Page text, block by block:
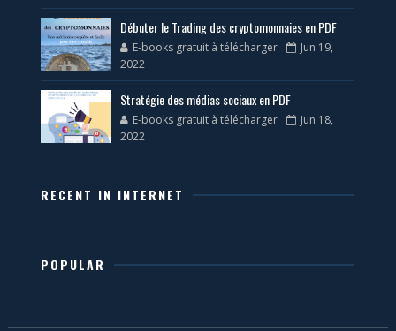
Débuter le Trading des cryptomonnaies en PDF
E-books gratuit à télécharger
Jun 19,
2022
Stratégie des médias sociaux en PDF
E-books gratuit à télécharger
Jun 18,
2022
RECENT IN INTERNET
POPULAR